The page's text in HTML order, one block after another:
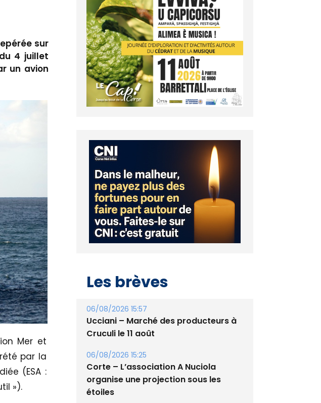
sur
4 juillet
un avion
Mer et
par la
(ESA :
»).
Les brèves
06/08/2026 15:57
Cruculi le 11 août
06/08/2026 15:25
Corte – L’association A Nuciola